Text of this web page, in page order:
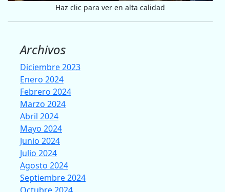
Haz clic para ver en alta calidad
Archivos
Diciembre 2023
Enero 2024
Febrero 2024
Marzo 2024
Abril 2024
Mayo 2024
Junio 2024
Julio 2024
Agosto 2024
Septiembre 2024